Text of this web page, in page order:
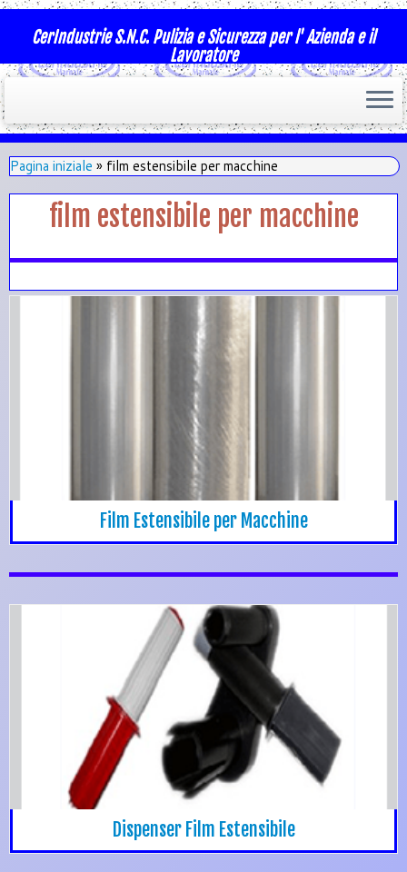
CerIndustrie S.N.C. Pulizia e Sicurezza per l' Azienda e il
Lavoratore
Pagina iniziale » film estensibile per macchine
film estensibile per macchine
Film Estensibile per Macchine
Dispenser Film Estensibile